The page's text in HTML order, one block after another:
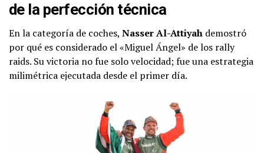
de la perfección técnica
En la categoría de coches, Nasser Al-Attiyah demostró
por qué es considerado el «Miguel Ángel» de los rally
raids. Su victoria no fue solo velocidad; fue una estrategia
milimétrica ejecutada desde el primer día.